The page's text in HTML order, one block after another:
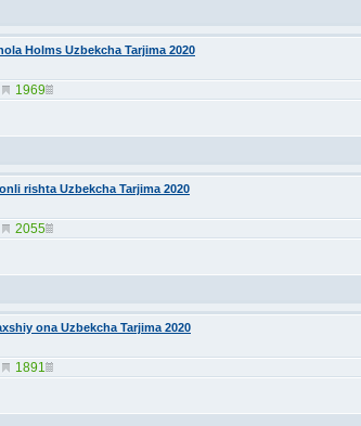
Holms Uzbekcha Tarjima 2020
1969
rishta Uzbekcha Tarjima 2020
2055
ona Uzbekcha Tarjima 2020
1891